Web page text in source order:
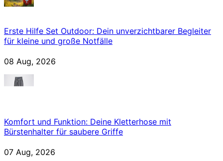
Erste Hilfe Set Outdoor: Dein unverzichtbarer Begleiter
für kleine und große Notfälle
08 Aug, 2026
Komfort und Funktion: Deine Kletterhose mit
Bürstenhalter für saubere Griffe
07 Aug, 2026